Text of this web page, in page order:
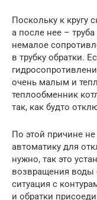
Поскольку к кругу
а после нее –
немалое
в трубку обратки.
очень малым и
теплообменник
так, как будто
По этой причине
автоматику для
нужно, так это
возвращения воды
ситуация с
и обратки